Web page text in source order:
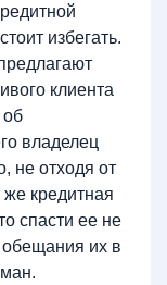
избегать.
клиента
об
владелец
не отходя от
кредитная
спасти ее не
обещания их в